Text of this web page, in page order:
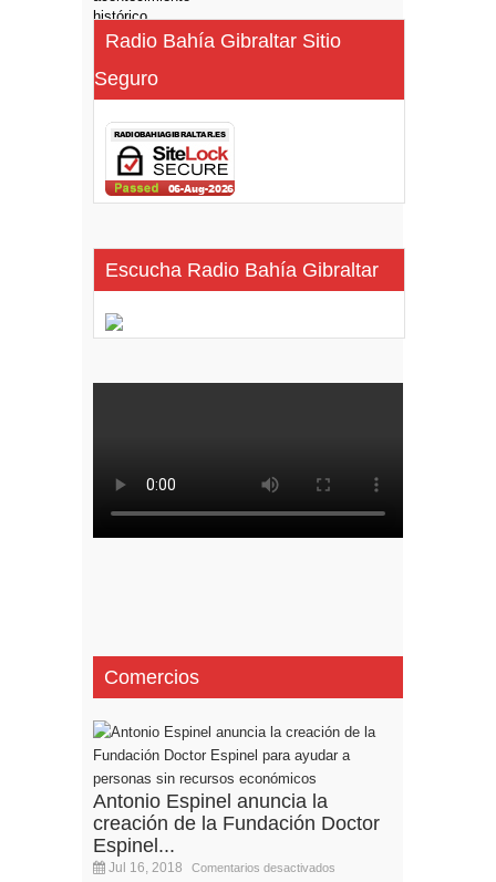
Radio Bahía Gibraltar Sitio
Seguro
Escucha Radio Bahía Gibraltar
Comercios
Antonio Espinel anuncia la
creación de la Fundación Doctor
Espinel...
Jul 16, 2018 Comentarios desactivados